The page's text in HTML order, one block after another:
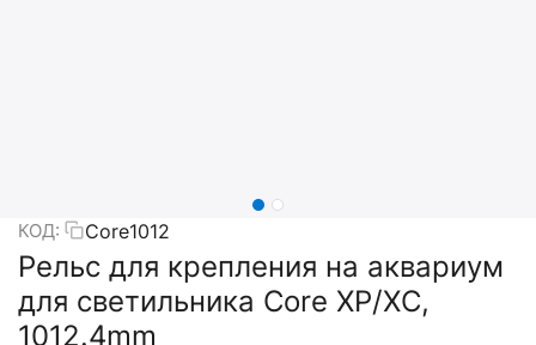
КОД: Core1012
Рельс для крепления на аквариум
для светильника Core XP/XC,
1012.4mm